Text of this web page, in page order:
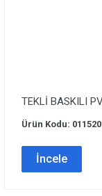
TEKLİ BASKILI
Ürün Kodu:
İncele